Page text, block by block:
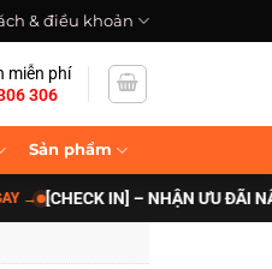
& điều khoản
miễn phí
306
Sản phẩm
IN] – NHẬN ƯU ĐÃI NÂNG CẤP